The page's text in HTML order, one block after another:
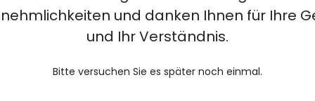
und danken Ihnen für Ihre
und Ihr Verständnis.
Bitte versuchen Sie es später noch einmal.
BAR FS18000 Einweg-